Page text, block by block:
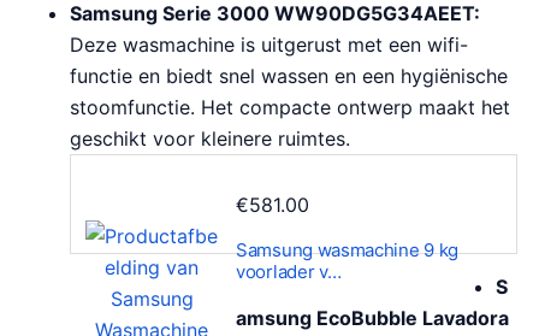
Samsung Serie 3000 WW90DG5G34AEET:
Deze wasmachine is uitgerust met een wifi-
functie en biedt snel wassen en een hygiënische
stoomfunctie. Het compacte ontwerp maakt het
geschikt voor kleinere ruimtes.
€581.00
Samsung wasmachine 9 kg
voorlader v…
S
amsung EcoBubble Lavadora